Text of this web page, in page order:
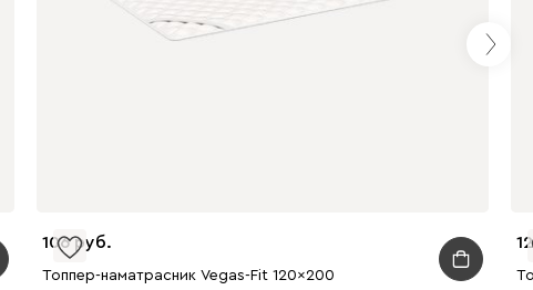
106
Топпер-наматрасник Vegas-Fit 120x200